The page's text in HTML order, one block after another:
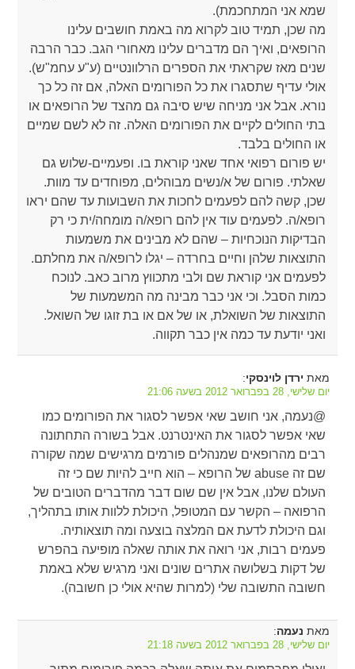
שמא אני המתחכמת).
מה שכן, תמיד טוב לקרוא מה באמת חושבים עלינו
הרופאים, ואיך הם מדברים עלינו מאחורי הגב. כבר הרבה
שנים מאז שקראתי את הספרים הרלוונטיים (ע"ע עחמ"ש).
אולי עדיף שתסגרו את כל הפורומים האלה, אם זה כל כך
נורא. אבל אני מניחה שיש סיבה גם מהצד של הרופאים או
בתי החולים לקיים את הפורומים האלה. זה לא לשם שמיים
או החולים בלבד.
יש פורום רפואי אחד שאני קוראת בו. ופעמיים-שלוש גם
שאלתי. פורום של א/נשים מבוהלים, מפוחדים עד מוות.
שכן, קשה להם לפעמים לחכות את השבועות עד שהם יראו
רופא/ה. לפעמים עוד אין להם רופא/ה מומחה/ית כי רק
הבדיקות הנוכחיות – שהם לא מבינים את משמעות
התוצאות שלהן וחיים בחרדה – יגלו לרופא/ה את מחלתם.
לפעמים אני קוראת שם ולבי מתכווץ מרוב כאב. לנוכח
כמות הסבל. וכי אני כבר מבינה מה המשמעות של
התוצאות של השואלת, או של אם או בת זוגו של השואל.
ואני יודעת עד כמה אין כבר תקווה.
מאת ירדן לוינסקי:
יום שלישי, 28 בפברואר 2012 בשעה 21:06
@נעמה, אני חושב שאי אפשר לסגור את הפורומים כמו
שאי אפשר לסגור את האינטרנט. אבל בשורה התחתונה
רבים מהרופאים שמנהלים פורמים מרגישים שמה שקורה
שם זה abuse של הרופא – הוא חייב להיות שם כי זה
העולם שלנו, אבל אין שם שום דבר מהדברים הטובים של
הרפואה – הקשר עם המטופל, היכולת ללוות אותו בתהליך,
וגם היכולת לדעת אם המלצה בוצעה ומה תוצאותיה.
פעמים רבות, אני רואה את אותה שאלה מופיעה בהפרש
של דקות בשלושה אתרים שונים ואני מרגיש שלא באמת
חשובה התשובה שלי (למרות שהיא אולי כן חשובה).
מאת נעמה:
יום שלישי, 28 בפברואר 2012 בשעה 21:18